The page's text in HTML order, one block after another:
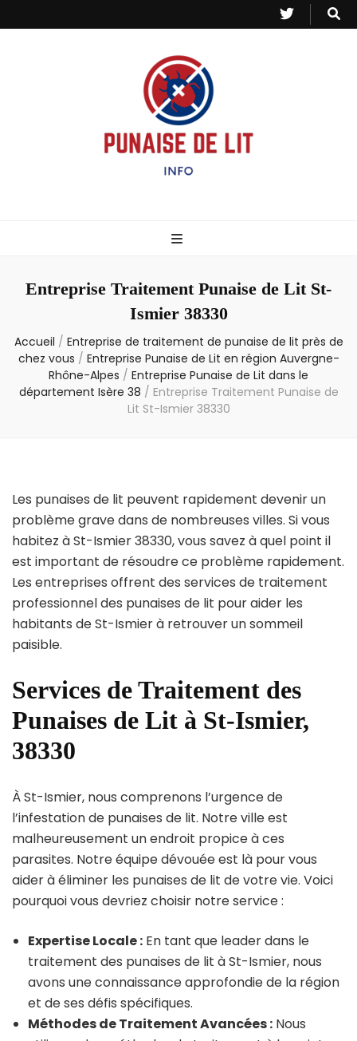
– Info
Entreprise Traitement Punaise de Lit St-
Ismier 38330
Accueil / Entreprise de traitement de punaise de lit près de
chez vous / Entreprise Punaise de Lit en région Auvergne-
Rhône-Alpes / Entreprise Punaise de Lit dans le
département Isère 38 / Entreprise Traitement Punaise de
Lit St-Ismier 38330
Les punaises de lit peuvent rapidement devenir un
problème grave dans de nombreuses villes. Si vous
habitez à St-Ismier 38330, vous savez à quel point il
est important de résoudre ce problème rapidement.
Les entreprises offrent des services de traitement
professionnel des punaises de lit pour aider les
habitants de St-Ismier à retrouver un sommeil
paisible.
Services de Traitement des
Punaises de Lit à St-Ismier,
38330
À St-Ismier, nous comprenons l’urgence de
l’infestation de punaises de lit. Notre ville est
malheureusement un endroit propice à ces
parasites. Notre équipe dévouée est là pour vous
aider à éliminer les punaises de lit de votre vie. Voici
pourquoi vous devriez choisir notre service :
Expertise Locale : En tant que leader dans le
traitement des punaises de lit à St-Ismier, nous
avons une connaissance approfondie de la région
et de ses défis spécifiques.
Méthodes de Traitement Avancées : Nous